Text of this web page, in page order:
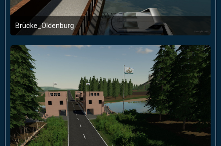
Brücke_Oldenburg
24. August 2019 um 16:25